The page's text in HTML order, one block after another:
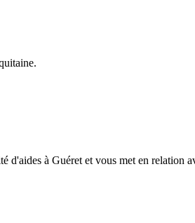
.
d'aides à Guéret et vous met en relation